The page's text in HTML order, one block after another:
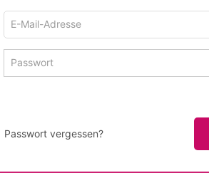
Adresse
zum
Anmelden
Passwort vergessen?